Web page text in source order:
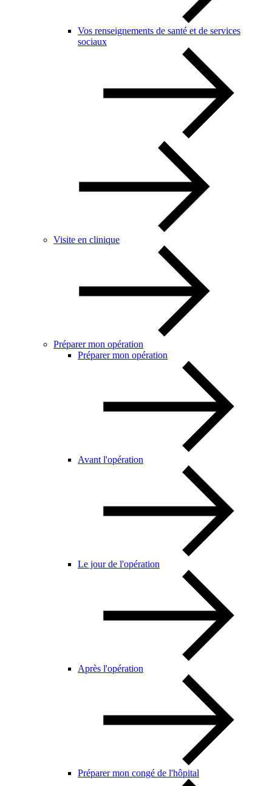
Vos renseignements de santé et de services
sociaux
Visite en clinique
Préparer mon opération
Préparer mon opération
Avant l'opération
Le jour de l'opération
Après l'opération
Préparer mon congé de l'hôpital